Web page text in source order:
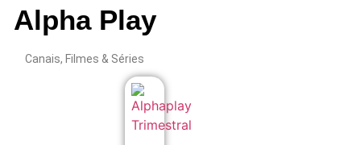
Alpha Play
Canais, Filmes & Séries